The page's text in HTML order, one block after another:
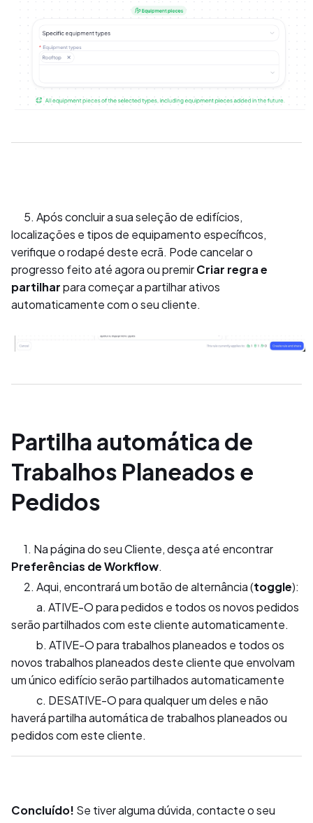
5. Após concluir a sua seleção de edifícios,
localizações e tipos de equipamento específicos,
verifique o rodapé deste ecrã. Pode cancelar o
progresso feito até agora ou premir Criar regra e
partilhar para começar a partilhar ativos
automaticamente com o seu cliente.
Partilha automática de
Trabalhos Planeados e
Pedidos
1. Na página do seu Cliente, desça até encontrar
Preferências de Workflow.
2. Aqui, encontrará um botão de alternância (toggle):
a. ATIVE-O para pedidos e todos os novos pedidos
serão partilhados com este cliente automaticamente.
b. ATIVE-O para trabalhos planeados e todos os
novos trabalhos planeados deste cliente que envolvam
um único edifício serão partilhados automaticamente
c. DESATIVE-O para qualquer um deles e não
haverá partilha automática de trabalhos planeados ou
pedidos com este cliente.
Concluído! Se tiver alguma dúvida, contacte o seu